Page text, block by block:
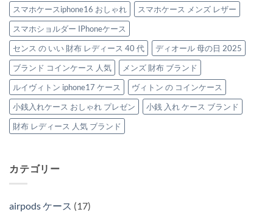
スマホケースiphone16 おしゃれ
スマホケース メンズ レザー
スマホショルダー IPhoneケース
センス の いい 財布 レディース 40 代
ディオール 母の日 2025
ブランド コインケース 人気
メンズ 財布 ブランド
ルイヴィトン iphone17 ケース
ヴィトン の コインケース
小銭入れケース おしゃれ プレゼン
小銭 入れ ケース ブランド
財布 レディース 人気 ブランド
カテゴリー
airpods ケース (17)